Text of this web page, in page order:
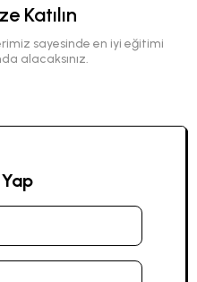
Katılın
sayesinde en iyi eğitimi
alacaksınız.